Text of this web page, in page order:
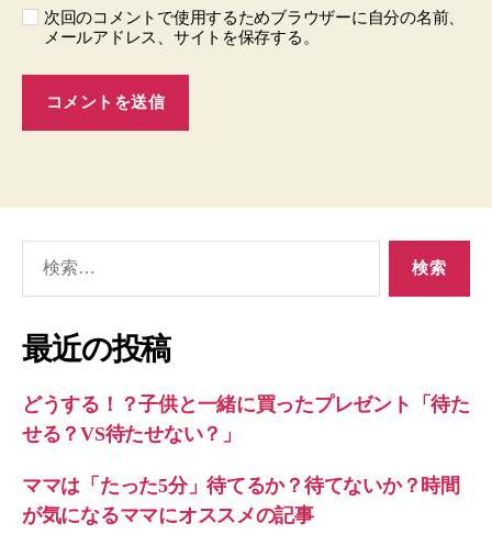
次回のコメントで使用するためブラウザーに自分の名前、
メールアドレス、サイトを保存する。
象:
最近の投稿
どうする！？子供と一緒に買ったプレゼント「待た
せる？VS待たせない？」
ママは「たった5分」待てるか？待てないか？時間
が気になるママにオススメの記事